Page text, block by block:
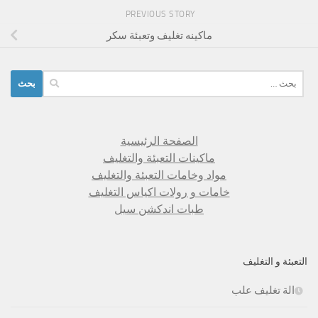
PREVIOUS STORY
ماكينه تغليف وتعبئة سكر
عن:
الصفحة الرئيسية
ماكينات التعبئة والتغليف
مواد وخامات التعبئة والتغليف
خامات و رولات اكياس التغليف
طبات اندكشن سيل
التعبئة و التغليف
الة تغليف علب